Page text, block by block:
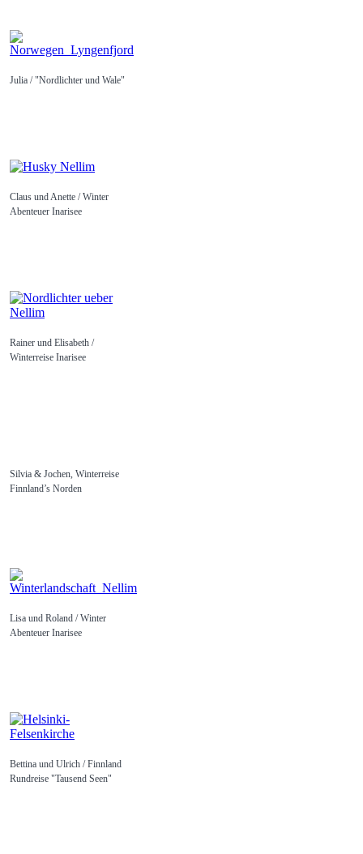
Julia / "Nordlichter und Wale"
Claus und Anette / Winter
Abenteuer Inarisee
Rainer und Elisabeth /
Winterreise Inarisee
Silvia & Jochen, Winterreise
Finnland’s Norden
Lisa und Roland / Winter
Abenteuer Inarisee
Bettina und Ulrich / Finnland
Rundreise "Tausend Seen"